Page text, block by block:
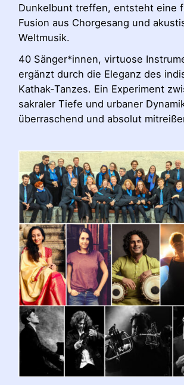
Dunkelbunt treffen, entsteht eine
Fusion aus Chorgesang und
Weltmusik.
40 Sänger*innen, virtuose
ergänzt durch die Eleganz des
Kathak-Tanzes. Ein Experiment
sakraler Tiefe und urbaner
überraschend und absolut